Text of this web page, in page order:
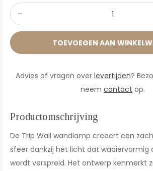
TOEVOEGEN AAN
Advies of vragen over levertijden?
neem contact op.
Productomschrijving
De Trip Wall wandlamp creëert een
sfeer dankzij het licht dat waaiervormig
wordt verspreid. Het ontwerp kenmerkt